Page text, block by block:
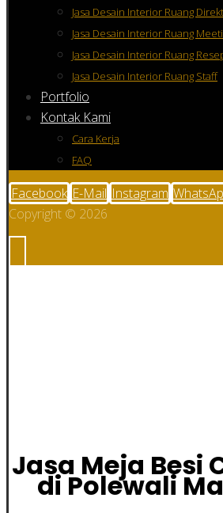
Jasa Desain Interior Ruang
Jasa Desain Interior Ruang
Jasa Desain Interior Ruang
Jasa Desain Interior Ruang Staff
Portfolio
Kontak Kami
Cara Kerja
FAQ
Facebook E-Mail Instagram
Copyright © 2026
Jasa Meja Besi
di Polewali